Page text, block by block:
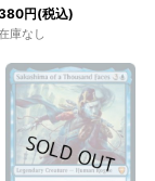
円(税込)
庫なし